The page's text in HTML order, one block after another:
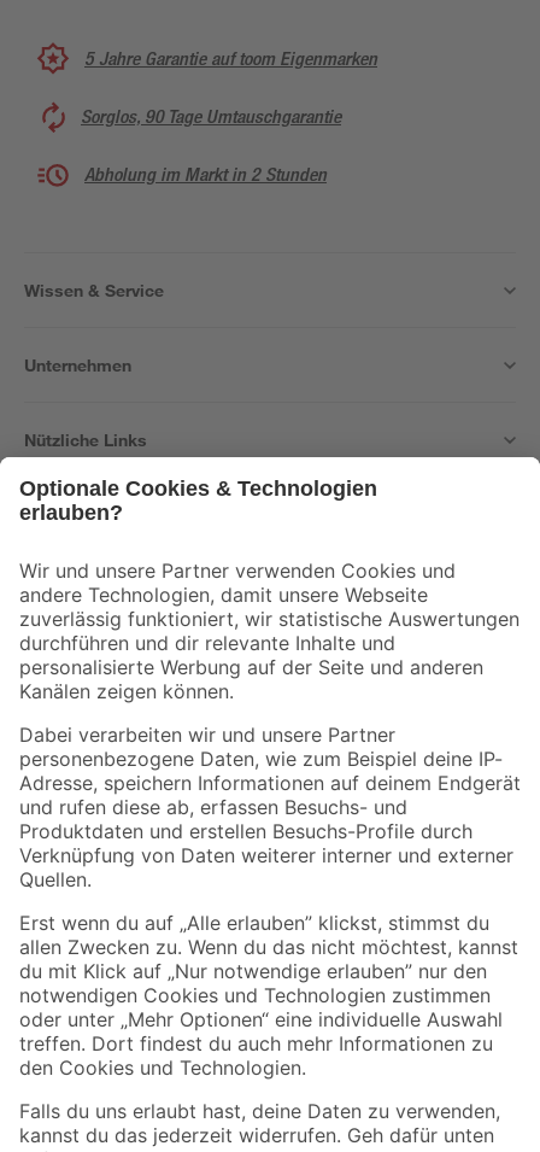
5 Jahre Garantie auf toom Eigenmarken
Sorglos, 90 Tage Umtauschgarantie
Abholung im Markt in 2 Stunden
Wissen & Service
Unternehmen
Nützliche Links
Der toom Newsletter: Keine Angebote und Aktionen mehr verpassen!
Zur Newsletter Anmeldung
Folge uns
Zahlungsarten Versandarten
Sicher einkaufen
Jetzt die toom-App herunterladen
Alle Preisangaben in EUR inkl. gesetzl. MwSt.. Die dargestellten Angebote sind unter